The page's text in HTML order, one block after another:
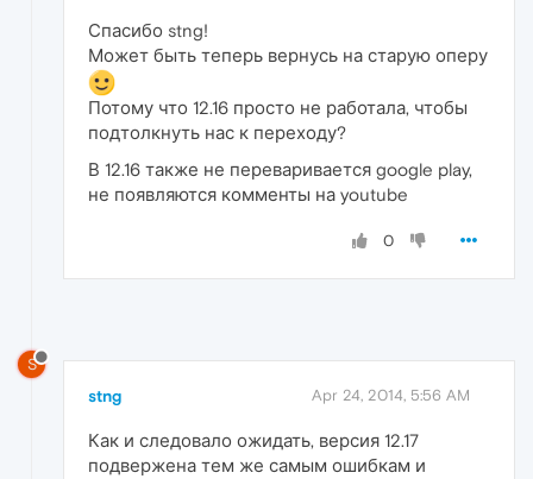
Спасибо stng!
Может быть теперь вернусь на старую оперу
Потому что 12.16 просто не работала, чтобы
подтолкнуть нас к переходу?
В 12.16 также не переваривается google play,
не появляются комменты на youtube
0
S
stng Apr 24, 2014, 5:56 AM
Как и следовало ожидать, версия 12.17
подвержена тем же самым ошибкам и